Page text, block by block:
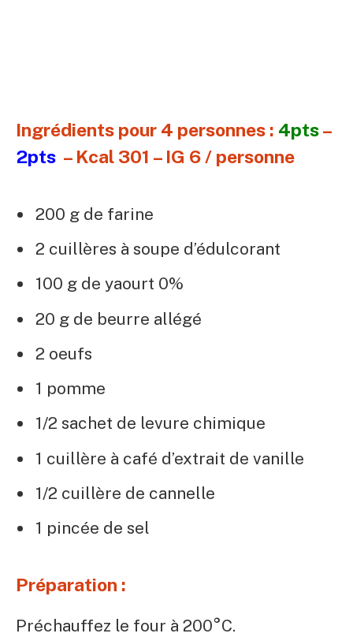
Ingrédients pour 4 personnes : 4pts–
2pts – Kcal 301 – IG 6 / personne
200 g de farine
2 cuillères à soupe d’édulcorant
100 g de yaourt 0%
20 g de beurre allégé
2 oeufs
1 pomme
1/2 sachet de levure chimique
1 cuillère à café d’extrait de vanille
1/2 cuillère de cannelle
1 pincée de sel
Préparation :
Préchauffez le four à 200°C.⁣